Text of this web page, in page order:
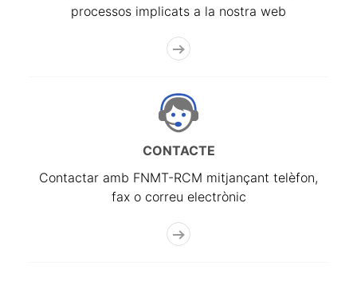
processos implicats a la nostra web
CONTACTE
Contactar amb FNMT-RCM mitjançant telèfon,
fax o correu electrònic